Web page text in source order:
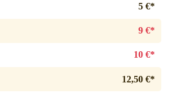
5 €*
9 €*
10 €*
12,50 €*